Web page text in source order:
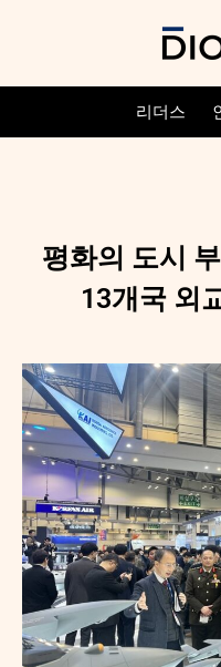
리더스
평화의 도시
13개국 외